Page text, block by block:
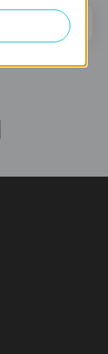
S'enregistrer